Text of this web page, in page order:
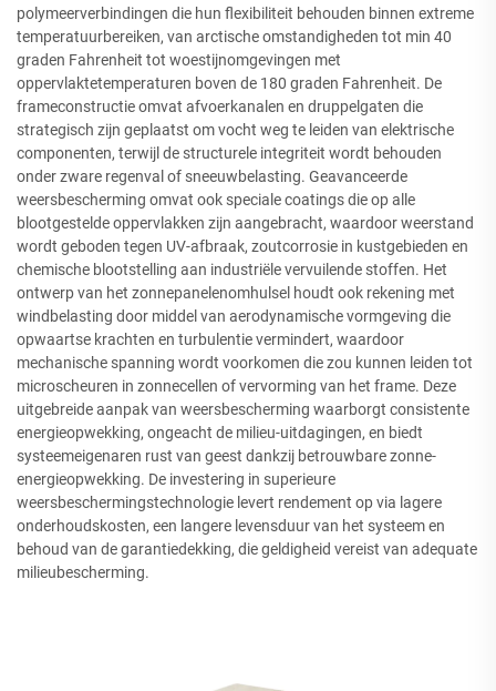
polymeerverbindingen die hun flexibiliteit behouden binnen extreme
temperatuurbereiken, van arctische omstandigheden tot min 40
graden Fahrenheit tot woestijnomgevingen met
oppervlaktetemperaturen boven de 180 graden Fahrenheit. De
frameconstructie omvat afvoerkanalen en druppelgaten die
strategisch zijn geplaatst om vocht weg te leiden van elektrische
componenten, terwijl de structurele integriteit wordt behouden
onder zware regenval of sneeuwbelasting. Geavanceerde
weersbescherming omvat ook speciale coatings die op alle
blootgestelde oppervlakken zijn aangebracht, waardoor weerstand
wordt geboden tegen UV-afbraak, zoutcorrosie in kustgebieden en
chemische blootstelling aan industriële vervuilende stoffen. Het
ontwerp van het zonnepanelenomhulsel houdt ook rekening met
windbelasting door middel van aerodynamische vormgeving die
opwaartse krachten en turbulentie vermindert, waardoor
mechanische spanning wordt voorkomen die zou kunnen leiden tot
microscheuren in zonnecellen of vervorming van het frame. Deze
uitgebreide aanpak van weersbescherming waarborgt consistente
energieopwekking, ongeacht de milieu-uitdagingen, en biedt
systeemeigenaren rust van geest dankzij betrouwbare zonne-
energieopwekking. De investering in superieure
weersbeschermingstechnologie levert rendement op via lagere
onderhoudskosten, een langere levensduur van het systeem en
behoud van de garantiedekking, die geldigheid vereist van adequate
milieubescherming.